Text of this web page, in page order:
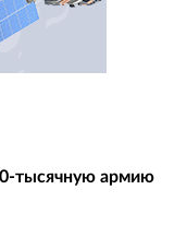
тысячную армию